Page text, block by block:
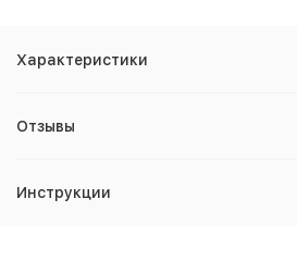
Характеристики
Отзывы
Инструкции